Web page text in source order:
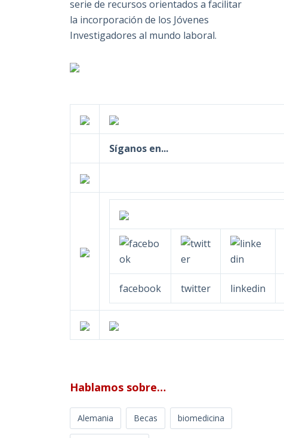
serie de recursos orientados a facilitar
la incorporación de los Jóvenes
Investigadores al mundo laboral.
Síganos en...
facebook twitter linkedin
Hablamos sobre…
Alemania Becas biomedicina